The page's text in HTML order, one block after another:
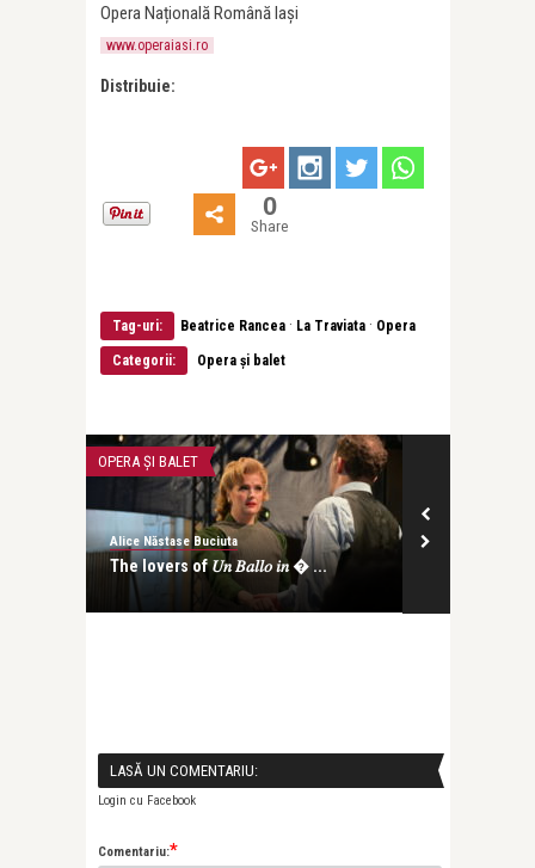
Opera Națională Română Iași
www.operaiasi.ro
Distribuie:
0
Share
Tag-uri: Beatrice Rancea · La Traviata · Opera
Categorii: Opera și balet
OPERA ȘI BALET
Alice Năstase Buciuta
The lovers of 𝑈𝑛 𝐵𝑎𝑙𝑙𝑜 𝑖𝑛 � ...
LASĂ UN COMENTARIU:
Login cu Facebook
Comentariu:*